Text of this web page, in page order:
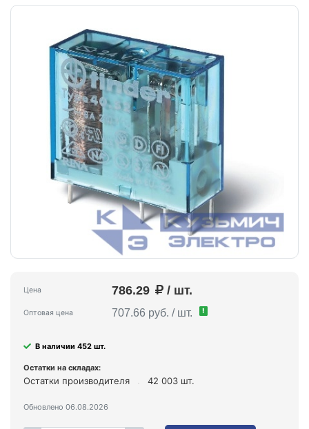
Цена 786.29 / шт.
Оптовая цена 707.66 руб. / шт. !
В наличии 452 шт.
Остатки на складах:
Остатки производителя 42 003 шт.
Обновлено 06.08.2026